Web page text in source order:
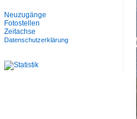
Neuzugänge
Fotostellen
Zeitachse
Datenschutzerklärung